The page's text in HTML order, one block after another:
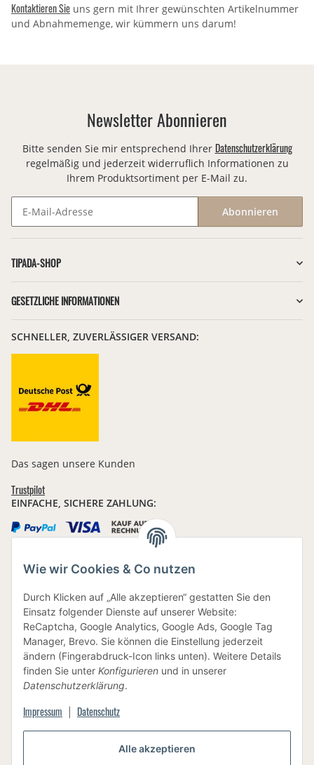
Alle akzeptieren
Wie wir Cookies & Co nutzen
Durch Klicken auf „Alle akzeptieren“ gestatten Sie den
Einsatz folgender Dienste auf unserer Website:
ReCaptcha, Google Analytics, Google Ads, Google Tag
Manager, Brevo. Sie können die Einstellung jederzeit
ändern (Fingerabdruck-Icon links unten). Weitere Details
finden Sie unter Konfigurieren und in unserer
Datenschutzerklärung.
Impressum Datenschutz
Kontaktieren Sie uns gern mit Ihrer gewünschten Artikelnummer
und Abnahmemenge, wir kümmern uns darum!
Newsletter Abonnieren
Bitte senden Sie mir entsprechend Ihrer Datenschutzerklärung
regelmäßig und jederzeit widerruflich Informationen zu
Ihrem Produktsortiment per E-Mail zu.
Abonnieren
TIPADA-SHOP
GESETZLICHE INFORMATIONEN
SCHNELLER, ZUVERLÄSSIGER VERSAND:
Das sagen unsere Kunden
Trustpilot
EINFACHE, SICHERE ZAHLUNG:
BEWUSSTE VERPACKUNG
Vertrag widerrufen